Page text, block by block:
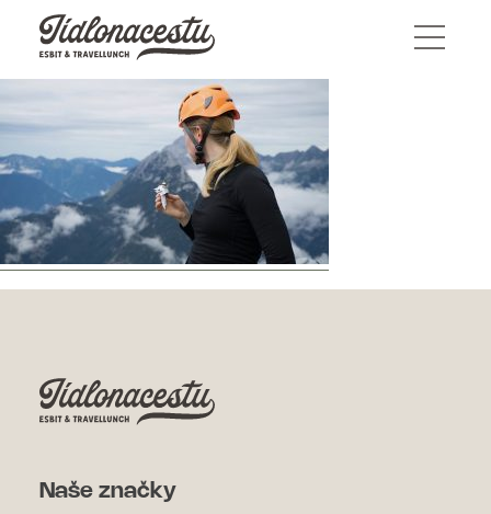
Naše značky